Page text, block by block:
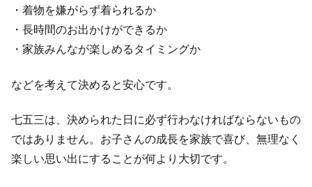
・着物を嫌がらず着られるか
・長時間のお出かけができるか
・家族みんなが楽しめるタイミングか
などを考えて決めると安心です。
七五三は、決められた日に必ず行わなければならないもの
ではありません。お子さんの成長を家族で喜び、無理なく
楽しい思い出にすることが何より大切です。